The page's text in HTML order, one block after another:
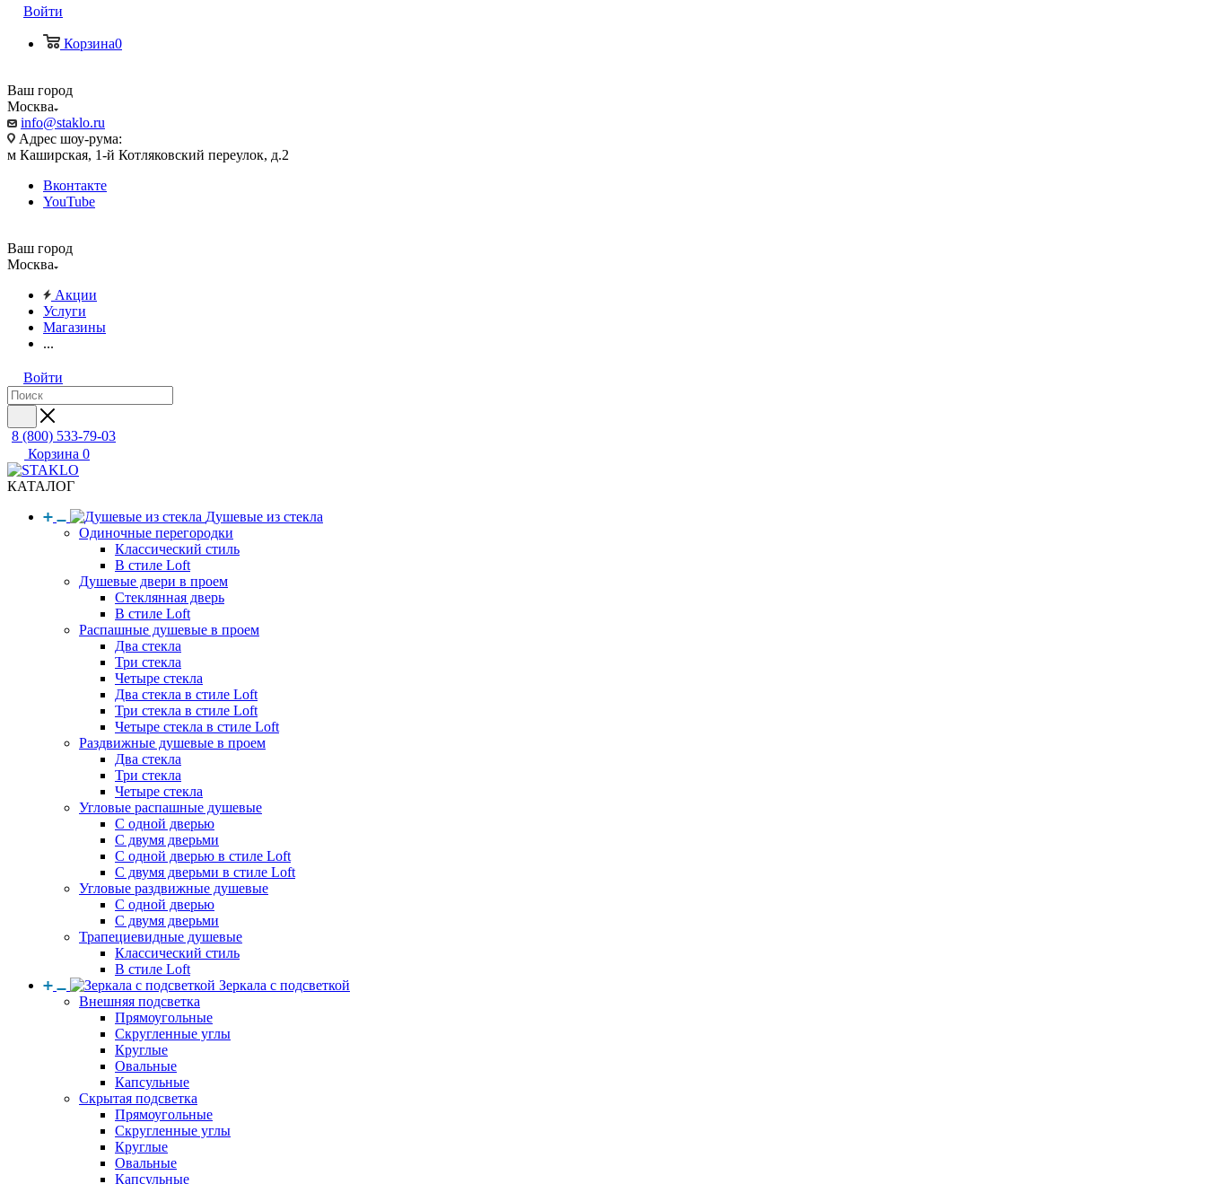
Войти
Корзина0
Ваш город
Москва
info@staklo.ru
Адрес шоу-рума:
м Каширская, 1-й Котляковский переулок, д.2
Вконтакте
YouTube
Ваш город
Москва
Акции
Услуги
Магазины
...
Войти
8 (800) 533-79-03
Корзина 0
КАТАЛОГ
Душевые из стекла
Одиночные перегородки
Классический стиль
В стиле Loft
Душевые двери в проем
Стеклянная дверь
В стиле Loft
Распашные душевые в проем
Два стекла
Три стекла
Четыре стекла
Два стекла в стиле Loft
Три стекла в стиле Loft
Четыре стекла в стиле Loft
Раздвижные душевые в проем
Два стекла
Три стекла
Четыре стекла
Угловые распашные душевые
С одной дверью
С двумя дверьми
С одной дверью в стиле Loft
С двумя дверьми в стиле Loft
Угловые раздвижные душевые
С одной дверью
С двумя дверьми
Трапециевидные душевые
Классический стиль
В стиле Loft
Зеркала с подсветкой
Внешняя подсветка
Прямоугольные
Скругленные углы
Круглые
Овальные
Капсульные
Скрытая подсветка
Прямоугольные
Скругленные углы
Круглые
Овальные
Капсульные